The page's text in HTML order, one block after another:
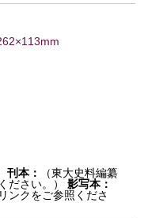
刊本：
（東大史料編纂
ださい。）
影写本：
ンクをご参照くださ